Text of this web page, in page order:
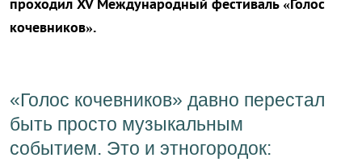
проходил XV Международный фестиваль «Голос
кочевников».
«Голос кочевников» давно перестал
быть просто музыкальным
событием. Это и этногородок: